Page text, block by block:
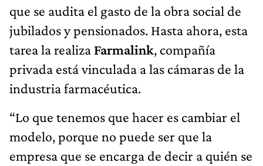
que se audita el gasto de la obra social de
jubilados y pensionados. Hasta ahora, esta
tarea la realiza Farmalink, compañía
privada está vinculada a las cámaras de la
industria farmacéutica.
“Lo que tenemos que hacer es cambiar el
modelo, porque no puede ser que la
empresa que se encarga de decir a quién se